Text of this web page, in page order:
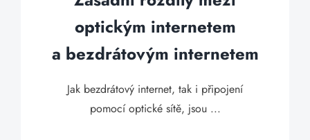
optickým internetem
a bezdrátovým internetem
Jak bezdrátový internet, tak i připojení
pomocí optické sítě, jsou ...